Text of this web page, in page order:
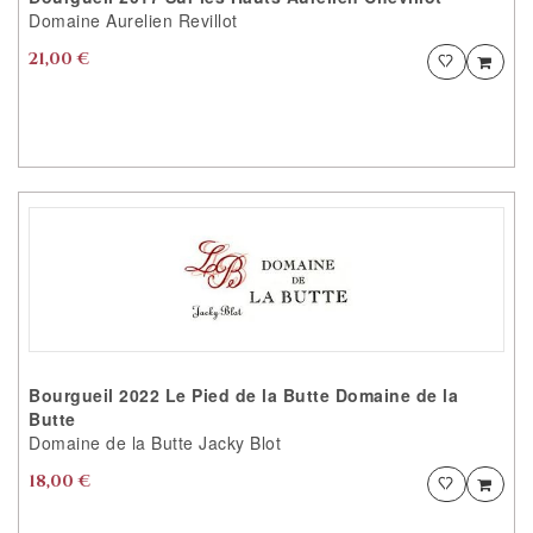
Domaine Aurelien Revillot
21,00 € Ajouter
VOULEZ VOUS CONTINUER ?
ACHATS
ACCEDER AU
FAVORITES
Bourgueil 2022 Le Pied de la Butte Domaine de la
Butte
Domaine de la Butte Jacky Blot
18,00 € Ajouter